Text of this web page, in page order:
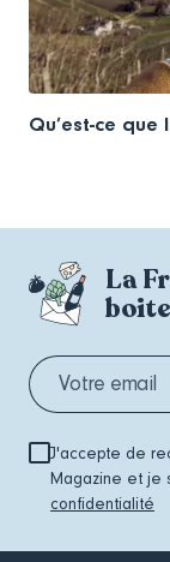
Qu’est-ce que
La
J'accepte de
Magazine et je
confidentialité